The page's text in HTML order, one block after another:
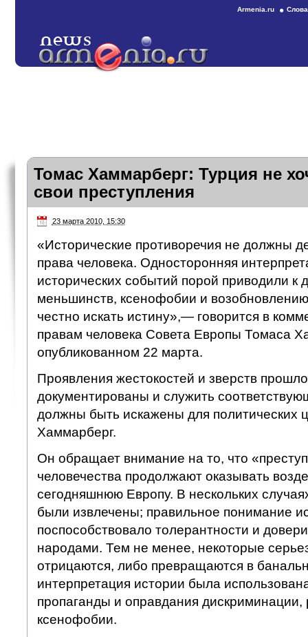
Armenia.ru
Томас Хаммарберг: Турция не
свои преступления
23 марта 2010, 15:30
«Исторические противоречия не должны
права человека. Односторонняя
исторических событий порой приводили к
меньшинств, ксенофобии и
честно искать истину»,— говорится в
правам человека Совета Европы Томаса
опубликованном 22 марта.
Проявления жестокостей и зверств
документированы и служить
должны быть искажены для политических
Хаммарберг.
Он обращает внимание на то, что
человечества продолжают оказывать
сегодняшнюю Европу. В нескольких
были извлечены; правильное понимание
поспособствовало толерантности и
народами. Тем не менее, некоторые
отрицаются, либо превращаются в
интерпретация истории была
пропаганды и оправдания дискриминации,
ксенофобии.